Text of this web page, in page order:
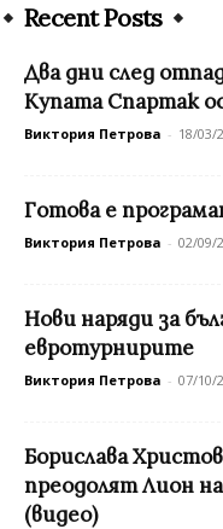
Recent Posts
Два дни след
Купата Спартак
Виктория Петрова - 18/03/
Готова е
Виктория Петрова - 02/09/
Нови наряди за
евротурнирите
Виктория Петрова - 07/10/
Борислава
преодолят Лион
(видео)